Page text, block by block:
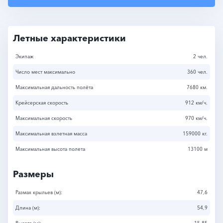
Летные характеристики
Экипаж 2 чел.
Число мест максимально 360 чел.
Максимальная дальность полёта 7680 км.
Крейсерская скорость 912 км/ч.
Максимальная скорость 970 км/ч.
Максимальная взлетная масса 159000 кг.
Максимальная высота полета 13100 м
Размеры
Размах крыльев (м): 47,6
Длина (м): 54,9